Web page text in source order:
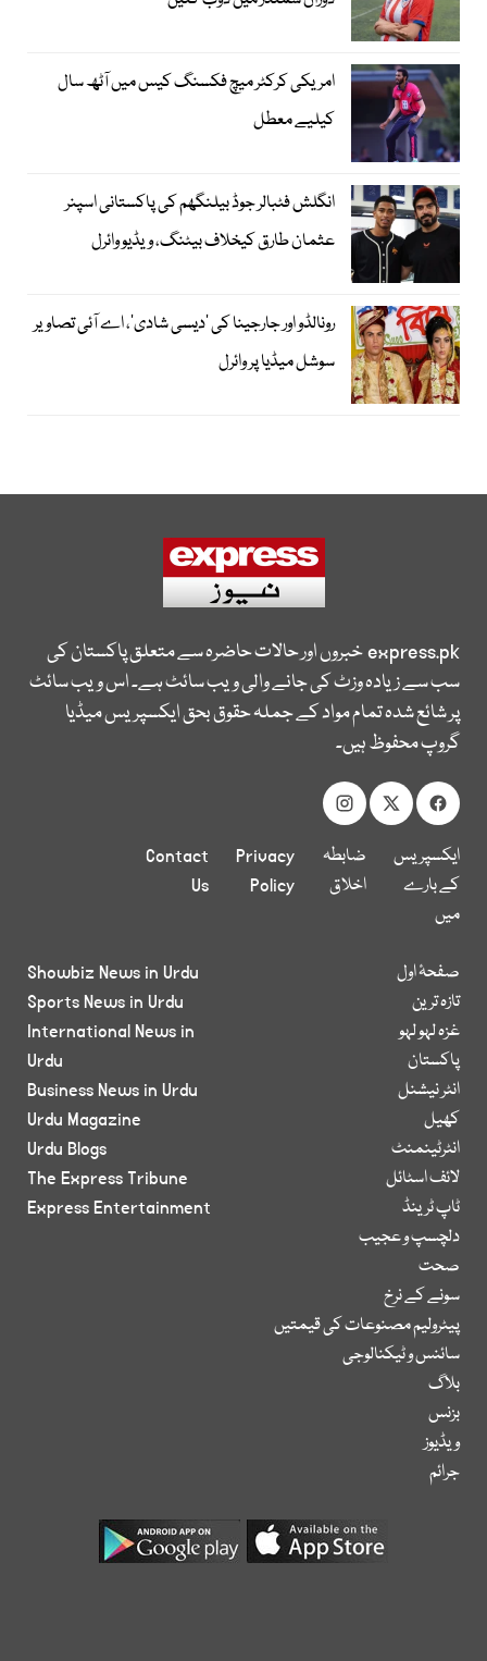
امریکی کرکٹر میچ فکسنگ کیس میں آٹھ سال
کیلیے معطل
انگلش فٹبالر جوڈ بیلنگھم کی پاکستانی اسپنر
عثمان طارق کیخلاف بیٹنگ، ویڈیو وائرل
رونالڈو اور جارجینا کی ’دیسی شادی‘، اے آئی تصاویر
سوشل میڈیا پر وائرل
express.pkخبروں اور حالات حاضرہ سے متعلق پاکستان کی
سب سے زیادہ وزٹ کی جانے والی ویب سائٹ ہے۔ اس ویب سائٹ
پر شائع شدہ تمام مواد کے جملہ حقوق بحق ایکسپریس میڈیا
گروپ محفوظ ہیں۔
ایکسپریس
کے بارے
میں
ضابطہ
اخلاق
Privacy
Policy
Contact
Us
صفحۂ اول
تازہ ترین
غزہ لہو لہو
پاکستان
انٹر نیشنل
کھیل
انٹرٹینمنٹ
لائف اسٹائل
ٹاپ ٹرینڈ
دلچسپ و عجیب
صحت
سونے کے نرخ
پیٹرولیم مصنوعات کی قیمتیں
سائنس و ٹیکنالوجی
بلاگ
بزنس
ویڈیوز
جرائم
Showbiz News in Urdu
Sports News in Urdu
International News in
Urdu
Business News in Urdu
Urdu Magazine
Urdu Blogs
The Express Tribune
Express Entertainment